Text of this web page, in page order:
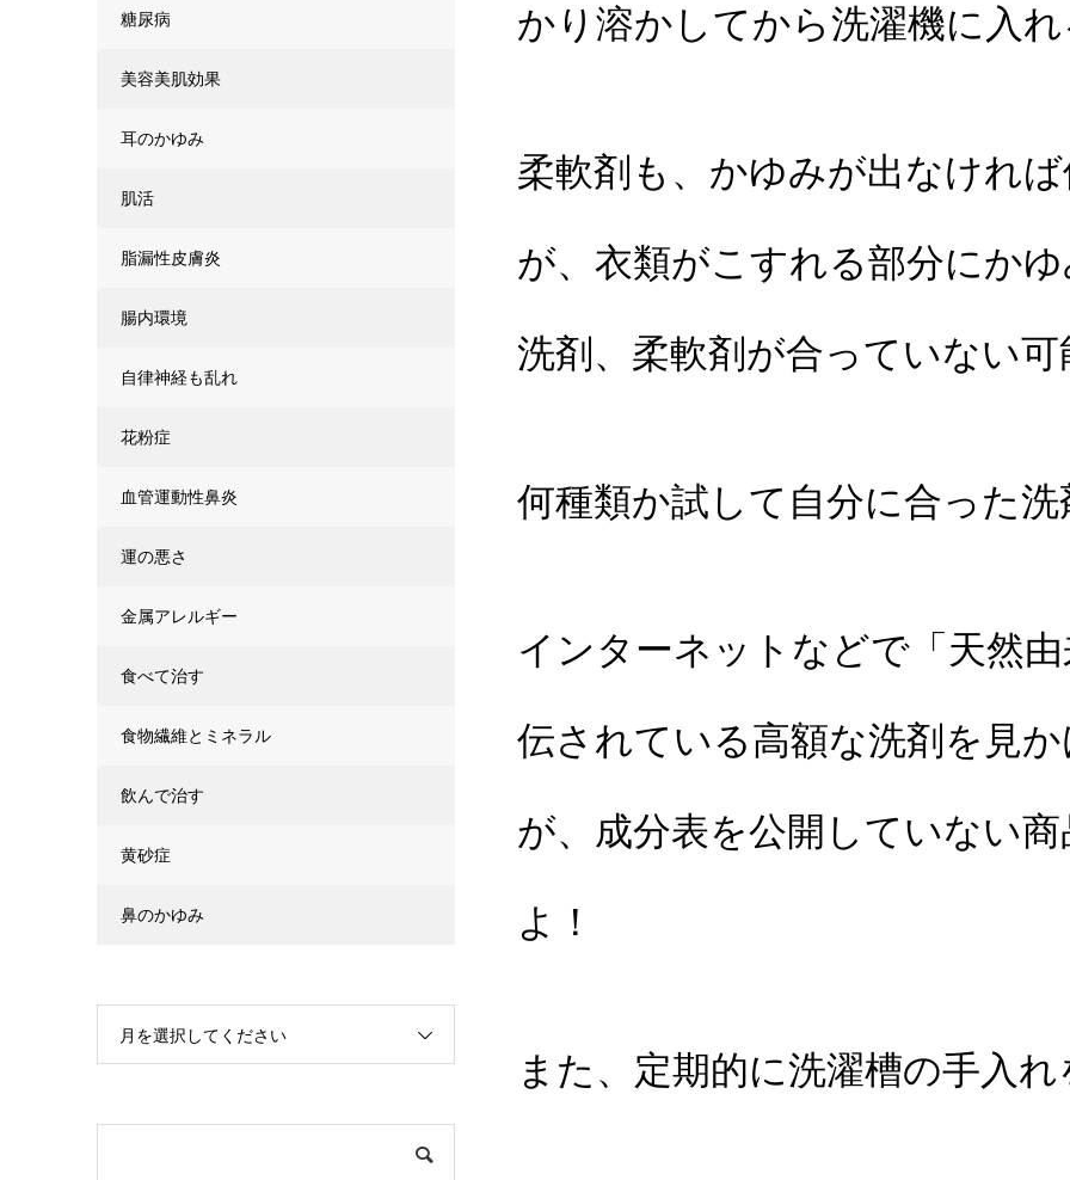
かり溶かしてから洗濯機に入
柔軟剤も、かゆみが出なけれ
が、衣類がこすれる部分にか
洗剤、柔軟剤が合っていない
何種類か試して自分に合った
インターネットなどで「天然
伝されている高額な洗剤を見
が、 成分表を公開していない
よ！
また、定期的に洗濯槽の手入
糖尿病
美容美肌効果
耳のかゆみ
肌活
脂漏性皮膚炎
腸内環境
自律神経も乱れ
花粉症
血管運動性鼻炎
運の悪さ
金属アレルギー
食べて治す
食物繊維とミネラル
飲んで治す
黄砂症
鼻のかゆみ
月を選択してください